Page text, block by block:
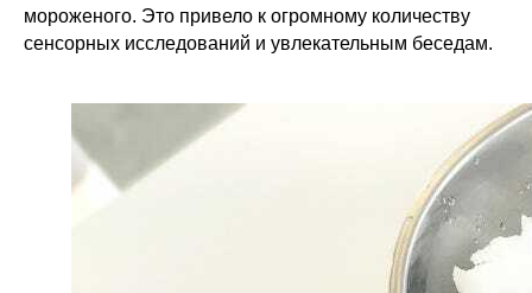
мороженого. Это привело к огромному количеству
сенсорных исследований и увлекательным беседам.